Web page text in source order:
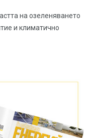
на озеленяването
и климатично